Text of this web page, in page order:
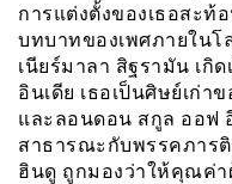
การแต่งตั้งของเธอสะท้
บทบาทของเพศภายในโ
เนียร์มาลา สิฐรามัน เกิ
อินเดีย เธอเป็นศิษย์เก่า
และลอนดอน สกูล ออฟ
สาธารณะกับพรรคภาร
ฮินดู ถูกมองว่าให้คุณค่า